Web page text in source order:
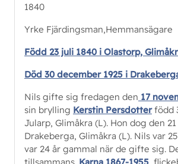
1840
Yrke Fjärdingsman,Hemmansägare
Född 23 juli 1840 i Olastorp,
Död 30 december 1925 i
Nils gifte sig fredagen den 17
sin brylling Kerstin Persdotterfödd
Jularp, Glimåkra (L). Hon dog den 21
Drakeberga, Glimåkra (L). Nils var
var 24 år gammal när de gifte sig.